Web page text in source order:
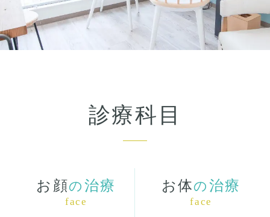
診療科目
お顔の 治療
face
お体の 治療
face